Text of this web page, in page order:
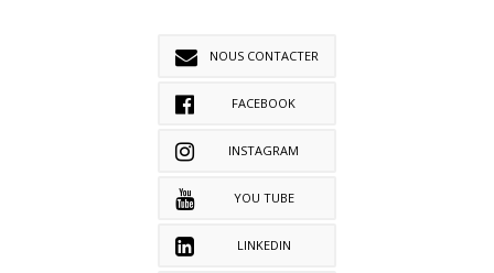
NOUS CONTACTER
FACEBOOK
INSTAGRAM
YOU TUBE
LINKEDIN